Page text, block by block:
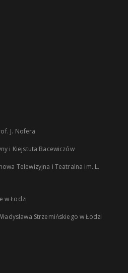
J. Nofera
i Kiejstuta Bacewiczów
Telewizyjna i Teatralna im. L.
w Łodzi
Strzemińskiego w Łodzi